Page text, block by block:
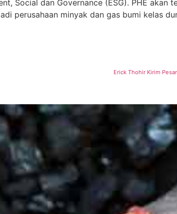
Social dan Governance (ESG). PHE akan
perusahaan minyak dan gas bumi kelas
Erick Thohir Kirim